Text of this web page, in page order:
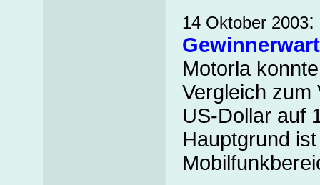
14 Oktober 2003:
Motorla
Vergleich zum
US-Dollar auf
Hauptgrund